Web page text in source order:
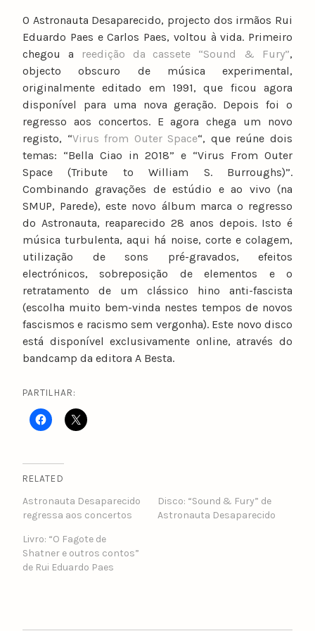
O Astronauta Desaparecido, projecto dos irmãos Rui
Eduardo Paes e Carlos Paes, voltou à vida. Primeiro
chegou a
reedição da cassete “Sound & Fury”,
objecto obscuro de música experimental,
originalmente editado em 1991, que ficou agora
disponível para uma nova geração. Depois foi o
regresso aos concertos. E agora chega um novo
registo, “Virus from Outer Space“, que reúne dois
temas: “Bella Ciao in 2018” e “Virus From Outer
Space (Tribute to William S. Burroughs)”.
Combinando gravações de estúdio e ao vivo (na
SMUP, Parede), este novo álbum marca o regresso
do Astronauta, reaparecido 28 anos depois. Isto é
música turbulenta, aqui há noise, corte e colagem,
utilização de sons pré-gravados, efeitos
electrónicos, sobreposição de elementos e o
retratamento de um clássico hino anti-fascista
(escolha muito bem-vinda nestes tempos de novos
fascismos e racismo sem vergonha). Este novo disco
está disponível exclusivamente online, através do
bandcamp da editora A Besta.
PARTILHAR:
RELATED
Astronauta Desaparecido
regressa aos concertos
Disco: “Sound & Fury” de
Astronauta Desaparecido
Livro: “O Fagote de
Shatner e outros contos”
de Rui Eduardo Paes